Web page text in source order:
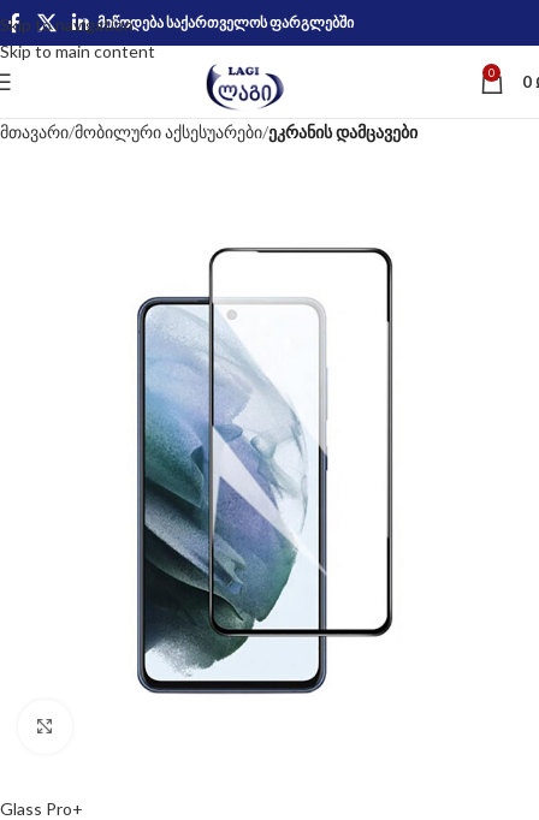
Skip to navigation
Skip to main content
მიწოდება საქართველოს ფარგლებში
0 0
მთავარი მობილური აქსესუარები ეკრანის დამცავები
Glass Pro+